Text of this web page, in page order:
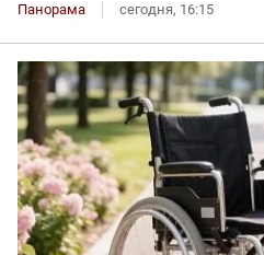
Панорама сегодня, 16:15